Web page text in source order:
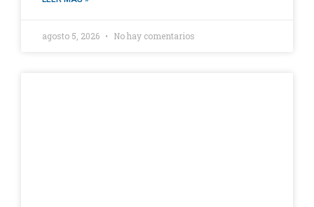
agosto 5, 2026 No hay comentarios